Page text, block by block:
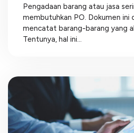
Pengadaan barang atau jasa
membutuhkan PO. Dokumen ini
mencatat barang-barang yang
Tentunya, hal ini...